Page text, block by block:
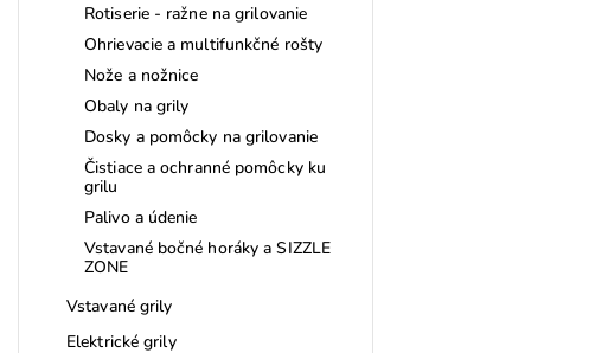
Rotiserie - ražne na grilovanie
Ohrievacie a multifunkčné rošty
Nože a nožnice
Obaly na grily
Dosky a pomôcky na grilovanie
Čistiace a ochranné pomôcky ku
grilu
Palivo a údenie
Vstavané bočné horáky a SIZZLE
ZONE
Vstavané grily
Elektrické grily